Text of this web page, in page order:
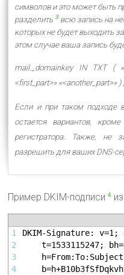
символов и это может быть
разделить 3 всю запись на
которых не будет выходить
этом случае ваша запись
mail._domainkey IN TXT (
<first_part>» «<another_part>»
Если и при таком подходе
остается вариантов,
регистратора. Также, не
разрешить для ваших DNS-
Пример DKIM-подписи 4
1
2
3
4
DKIM-Signature:
t=1533115247;